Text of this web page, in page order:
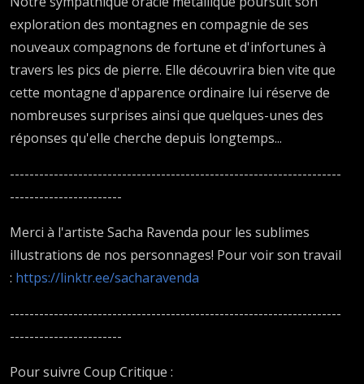
exploration des montagnes en compagnie de ses
nouveaux compagnons de fortune et d'infortunes à
travers les pics de pierre. Elle découvrira bien vite que
cette montagne d'apparence ordinaire lui réserve de
nombreuses surprises ainsi que quelques-unes des
réponses qu'elle cherche depuis longtemps...
--------------------------------------------------------------------
-----------------------
Merci à l'artiste Sacha Ravenda pour les sublimes
illustrations de nos personnages! Pour voir son travail
: https://linktr.ee/sacharavenda
--------------------------------------------------------------------
-----------------------
Pour suivre Coup Critique :